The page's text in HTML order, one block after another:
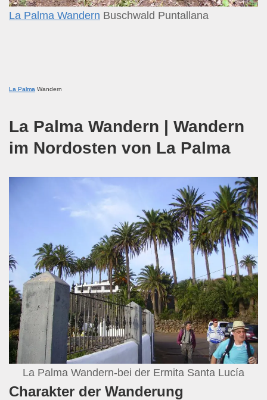
La Palma Wandern Buschwald Puntallana
La Palma Wandern
La Palma Wandern | Wandern
im Nordosten von La Palma
La Palma Wandern-bei der Ermita Santa Lucía
Charakter der Wanderung